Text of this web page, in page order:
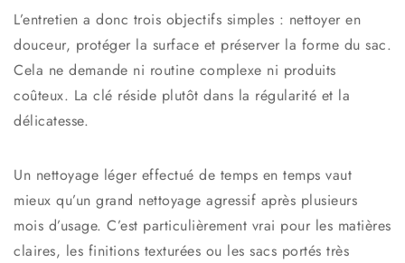
L’entretien a donc trois objectifs simples : nettoyer en
douceur, protéger la surface et préserver la forme du sac.
Cela ne demande ni routine complexe ni produits
coûteux. La clé réside plutôt dans la régularité et la
délicatesse.
Un nettoyage léger effectué de temps en temps vaut
mieux qu’un grand nettoyage agressif après plusieurs
mois d’usage. C’est particulièrement vrai pour les matières
claires, les finitions texturées ou les sacs portés très